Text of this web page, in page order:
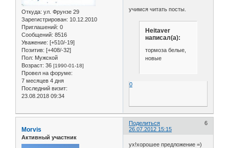
Откуда: ул. Фрунзе 29
Зарегистрирован: 10.12.2010
Приглашений: 0
Сообщений: 8516
Уважение: [+510/-19]
Позитив: [+408/-32]
Пол: Мужской
Возраст: 36 [1990-01-18]
Провел на форуме:
7 месяцев 4 дня
Последний визит:
23.08.2018 09:34
учимся читать посты.
Heitaver
написал(а):
тормоза белые,
новые
0
Поделиться
6
26.07.2012 15:15
Morvis
Активный участник
ух!хорошее предложение =)